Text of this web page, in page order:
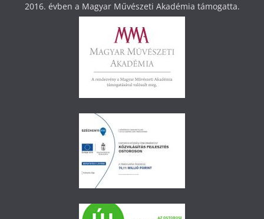
2016. évben a Magyar Művészeti Akadémia támogatta.